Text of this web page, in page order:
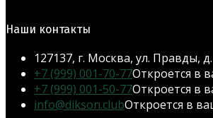
Наши контакты
127137, г. Москва, ул. Правды,
+7 (999) 001-70-77Откроется в
+7 (999) 001-50-77Откроется в
info@dikson.clubОткроется в